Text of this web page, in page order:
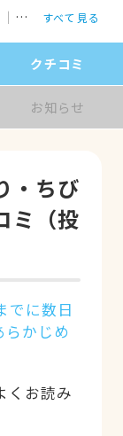
うさぎ リス
すべて見る
クチコミ
お知らせ
・ちび
ミ（投
でに数日
らかじめ
くお読み